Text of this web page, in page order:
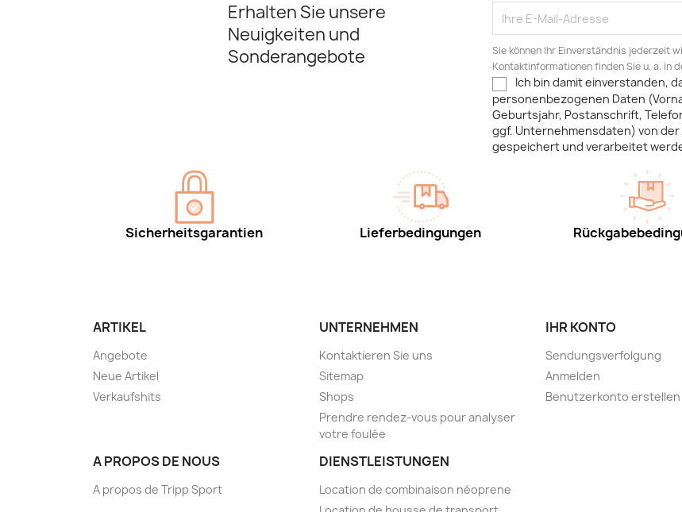
Erhalten Sie unsere
Neuigkeiten und
Sonderangebote
Sie können Ihr Einverständnis jederzeit
Kontaktinformationen finden Sie u. a. in
Ich bin damit einverstanden,
personenbezogenen Daten
Geburtsjahr, Postanschrift,
ggf. Unternehmensdaten) von der
gespeichert und verarbeitet
Sicherheitsgarantien Lieferbedingungen
ARTIKEL
Angebote
Neue Artikel
Verkaufshits
UNTERNEHMEN
Kontaktieren Sie uns
Sitemap
Shops
Prendre rendez-vous pour analyser
votre foulée
A PROPOS DE NOUS
A propos de Tripp Sport
DIENSTLEISTUNGEN
Location de combinaison néoprene
IHR KONTO
Sendungsverfolgung
Anmelden
Benutzerkonto erstellen